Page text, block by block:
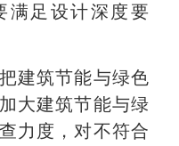
满足设计深度要
建筑节能与绿色
大建筑节能与绿
力度，对不符合